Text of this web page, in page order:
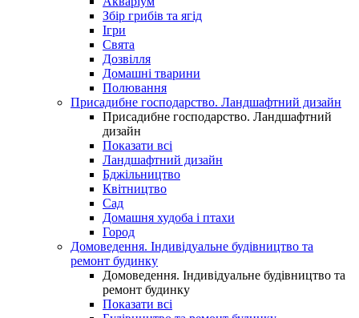
Збір грибів та ягід
Ігри
Свята
Дозвілля
Домашні тварини
Полювання
Присадибне господарство. Ландшафтний дизайн
Присадибне господарство. Ландшафтний
дизайн
Показати всі
Ландшафтний дизайн
Бджільництво
Квітництво
Сад
Домашня худоба і птахи
Город
Домоведення. Індивідуальне будівництво та
ремонт будинку
Домоведення. Індивідуальне будівництво та
ремонт будинку
Показати всі